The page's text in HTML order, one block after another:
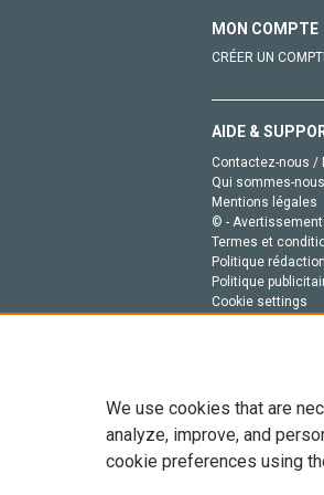
MON COMPTE
CRÉER UN
AIDE &
Contactez-nous /
Qui sommes-
Mentions légales
© -
Termes et
Politique
Politique
Cookie settings
Tout le contenu
de données, a la
We use cookies that are
analyze, improve, and
cookie preferences using